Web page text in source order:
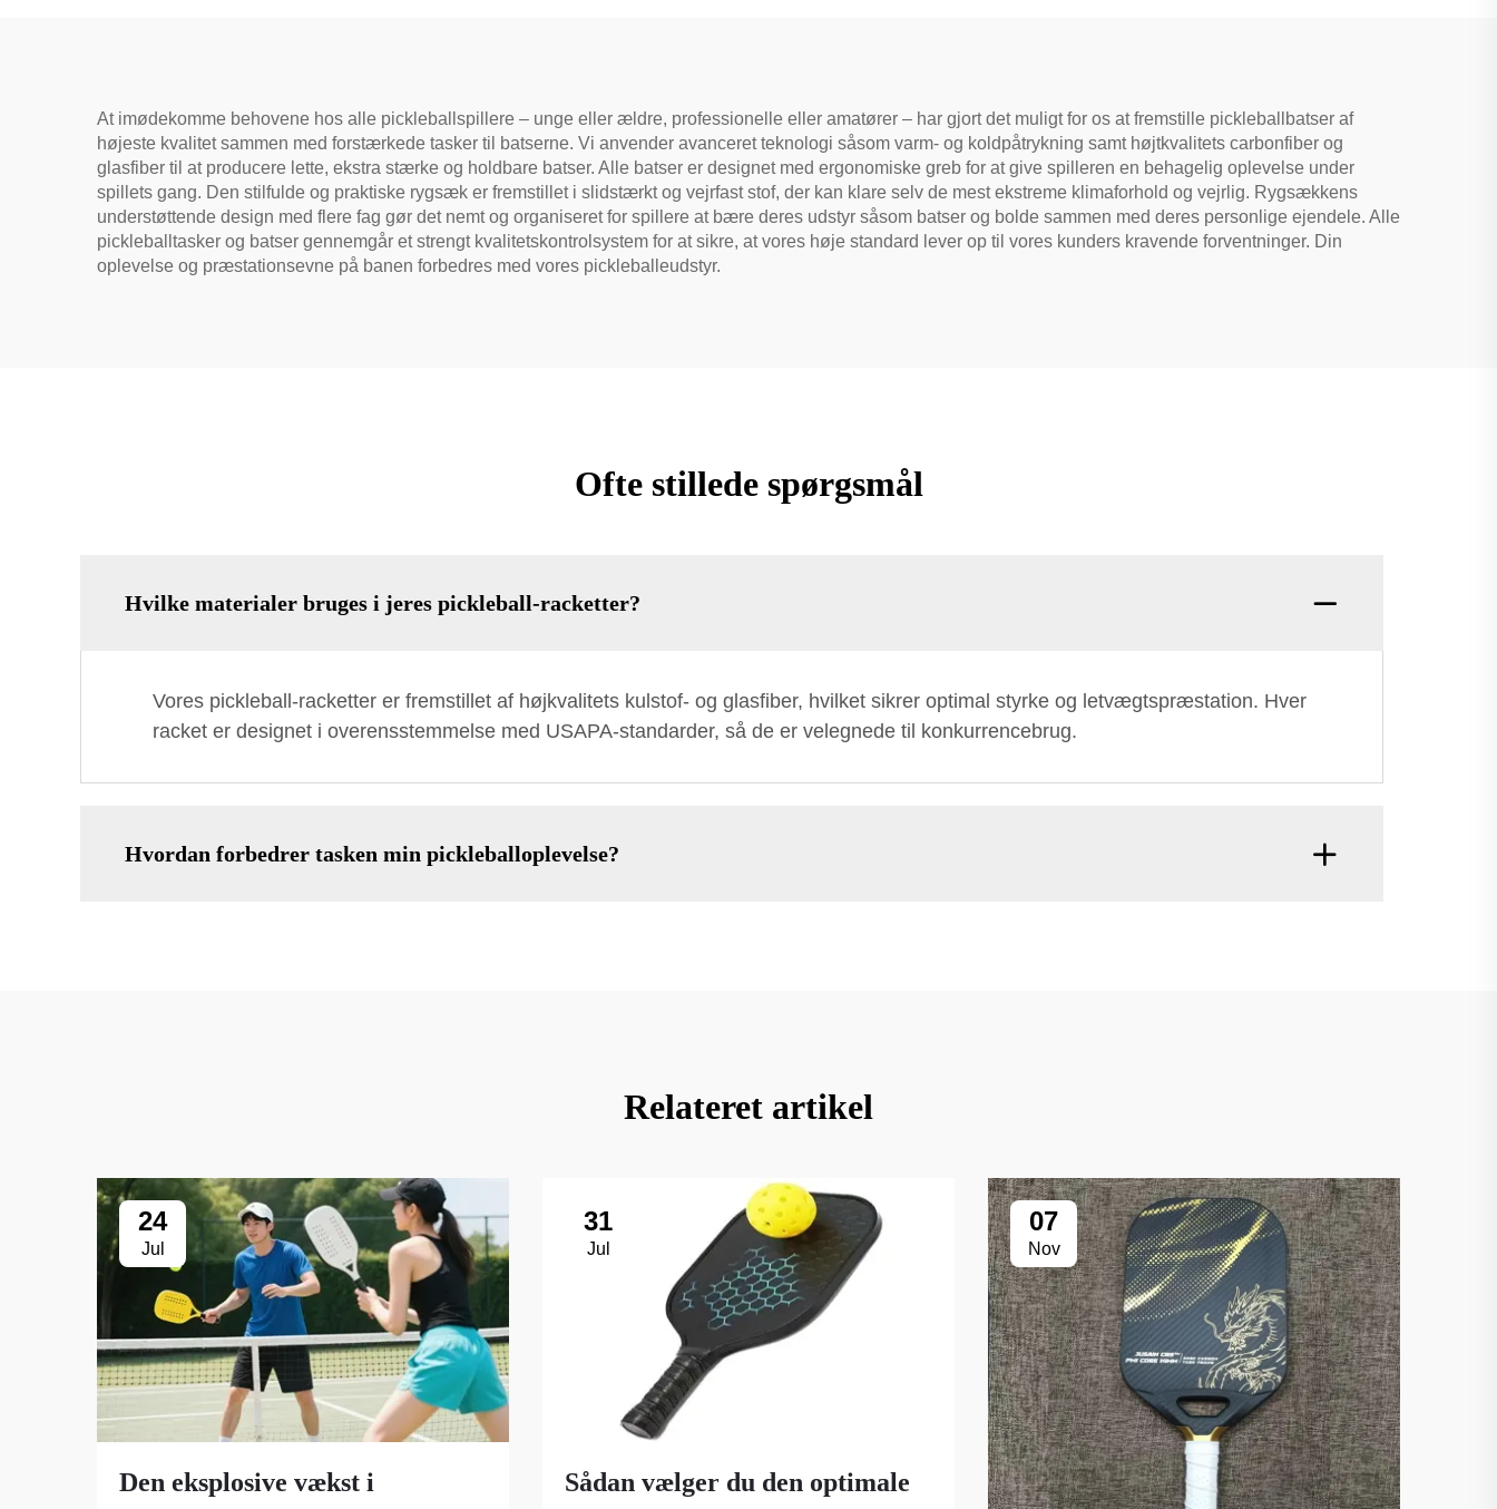
At imødekomme behovene hos alle pickleballspillere – unge eller ældre, professionelle eller amatører – har gjort det muligt for os at fremstille pickleballbatser af
højeste kvalitet sammen med forstærkede tasker til batserne. Vi anvender avanceret teknologi såsom varm- og koldpåtrykning samt højtkvalitets carbonfiber og
glasfiber til at producere lette, ekstra stærke og holdbare batser. Alle batser er designet med ergonomiske greb for at give spilleren en behagelig oplevelse under
spillets gang. Den stilfulde og praktiske rygsæk er fremstillet i slidstærkt og vejrfast stof, der kan klare selv de mest ekstreme klimaforhold og vejrlig. Rygsækkens
understøttende design med flere fag gør det nemt og organiseret for spillere at bære deres udstyr såsom batser og bolde sammen med deres personlige ejendele. Alle
pickleballtasker og batser gennemgår et strengt kvalitetskontrolsystem for at sikre, at vores høje standard lever op til vores kunders kravende forventninger. Din
oplevelse og præstationsevne på banen forbedres med vores pickleballeudstyr.
Ofte stillede spørgsmål
Hvilke materialer bruges i jeres pickleball-racketter?
Vores pickleball-racketter er fremstillet af højkvalitets kulstof- og glasfiber, hvilket sikrer optimal styrke og letvægtspræstation. Hver
racket er designet i overensstemmelse med USAPA-standarder, så de er velegnede til konkurrencebrug.
Hvordan forbedrer tasken min pickleballoplevelse?
Relateret artikel
24
Jul
Den eksplosive vækst i
31
Jul
Sådan vælger du den optimale
07
Nov